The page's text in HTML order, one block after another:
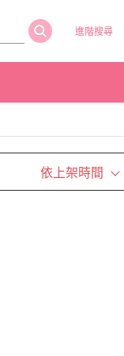
進階搜尋
依上架時間